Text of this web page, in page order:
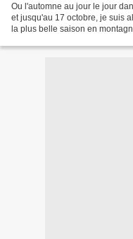
Ou l'automne au jour le jour
et jusqu'au 17 octobre, je suis
la plus belle saison en